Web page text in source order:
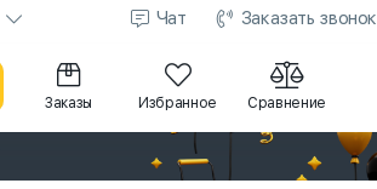
Чат Заказать звонок
Заказы Избранное Сравнение